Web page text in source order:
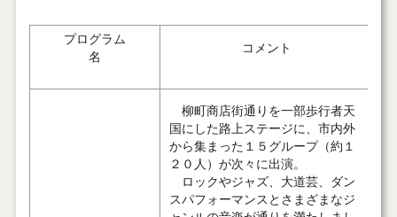
プログラム
名
コメント
柳町商店街通りを一部歩行者天
国にした路上ステージに、市内外
から集まった１５グループ（約１
２０人）が次々に出演。
ロックやジャズ、大道芸、ダン
スパフォーマンスとさまざまなジ